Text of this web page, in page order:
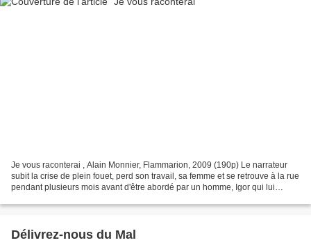
Je vous raconterai , Alain Monnier, Flammarion, 2009 (190p) Le narrateur
subit la crise de plein fouet, perd son travail, sa femme et se retrouve à la rue
pendant plusieurs mois avant d'être abordé par un homme, Igor qui lui
Délivrez-nous du Mal